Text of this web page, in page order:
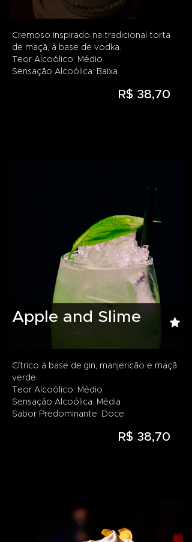
Cremoso inspirado na tradicional torta
de maçã, à base de vodka.
Teor Alcoólico: Médio
Sensação Alcoólica: Baixa
R$ 38,70
Apple and Slime
Cítrico à base de gin, manjericão e maçã
verde
Teor Alcoólico: Médio
Sensação Alcoólica: Média
Sabor Predominante: Doce
R$ 38,70